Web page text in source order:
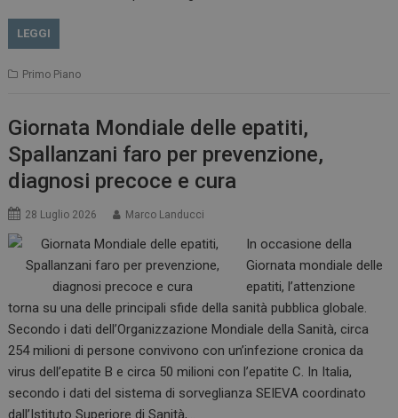
LEGGI
Primo Piano
Giornata Mondiale delle epatiti,
Spallanzani faro per prevenzione,
diagnosi precoce e cura
28 Luglio 2026 Marco Landucci
In occasione della
Giornata mondiale delle
epatiti, l’attenzione
torna su una delle principali sfide della sanità pubblica globale.
Secondo i dati dell’Organizzazione Mondiale della Sanità, circa
254 milioni di persone convivono con un’infezione cronica da
virus dell’epatite B e circa 50 milioni con l’epatite C. In Italia,
secondo i dati del sistema di sorveglianza SEIEVA coordinato
dall’Istituto Superiore di Sanità,…